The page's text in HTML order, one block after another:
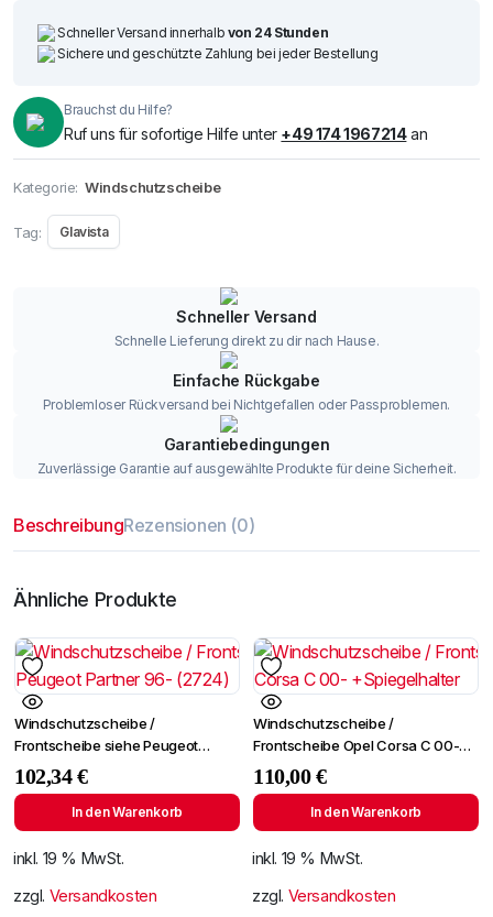
Schneller Versand innerhalb von 24 Stunden
Sichere und geschützte Zahlung bei jeder Bestellung
Brauchst du Hilfe?
Ruf uns für sofortige Hilfe unter +49 174 1967214an
Kategorie: Windschutzscheibe
Tag: Glavista
Schneller Versand
Schnelle Lieferung direkt zu dir nach Hause.
Einfache Rückgabe
Problemloser Rückversand bei Nichtgefallen oder Passproblemen.
Garantiebedingungen
Zuverlässige Garantie auf ausgewählte Produkte für deine Sicherheit.
BeschreibungRezensionen (0)
Ähnliche Produkte
Windschutzscheibe /
Frontscheibe siehe Peugeot
Partner 96- (2724)
102,34€
In den Warenkorb
inkl. 19 % MwSt.
zzgl. Versandkosten
Windschutzscheibe /
Frontscheibe Opel Corsa C 00-
+Spiegelhalter
110,00€
In den Warenkorb
inkl. 19 % MwSt.
zzgl. Versandkosten